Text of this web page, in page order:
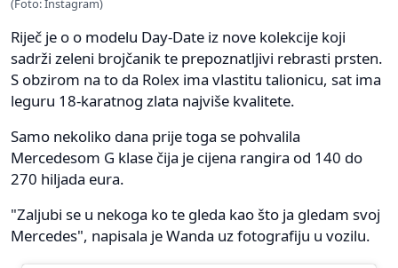
(Foto: Instagram)
Riječ je o o modelu Day-Date iz nove kolekcije koji
sadrži zeleni brojčanik te prepoznatljivi rebrasti prsten.
S obzirom na to da Rolex ima vlastitu talionicu, sat ima
leguru 18-karatnog zlata najviše kvalitete.
Samo nekoliko dana prije toga se pohvalila
Mercedesom G klase čija je cijena rangira od 140 do
270 hiljada eura.
"Zaljubi se u nekoga ko te gleda kao što ja gledam svoj
Mercedes", napisala je Wanda uz fotografiju u vozilu.